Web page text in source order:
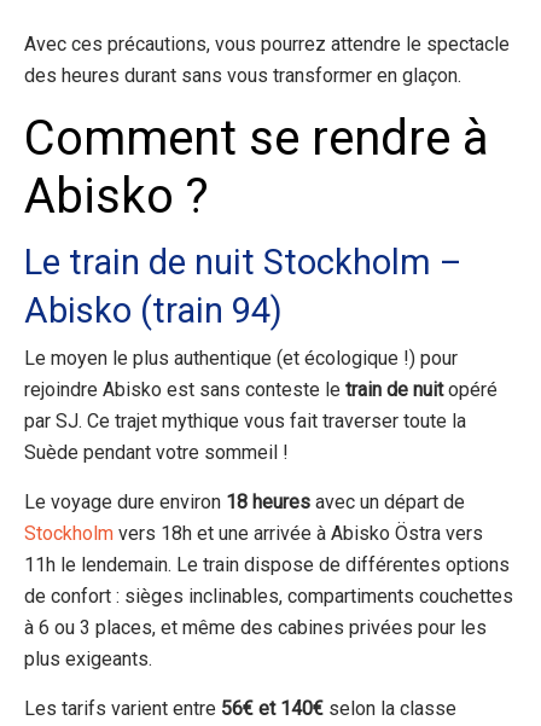
Avec ces précautions, vous pourrez attendre le spectacle
des heures durant sans vous transformer en glaçon.
Comment se rendre à
Abisko ?
Le train de nuit Stockholm –
Abisko (train 94)
Le moyen le plus authentique (et écologique !) pour
rejoindre Abisko est sans conteste le train de nuit opéré
par SJ. Ce trajet mythique vous fait traverser toute la
Suède pendant votre sommeil !
Le voyage dure environ 18 heures avec un départ de
Stockholm vers 18h et une arrivée à Abisko Östra vers
11h le lendemain. Le train dispose de différentes options
de confort : sièges inclinables, compartiments couchettes
à 6 ou 3 places, et même des cabines privées pour les
plus exigeants.
Les tarifs varient entre 56€ et 140€ selon la classe